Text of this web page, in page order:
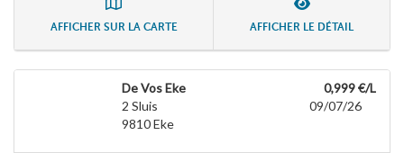
AFFICHER SUR LA CARTE AFFICHER LE DÉTAIL
De Vos Eke
2 Sluis
9810Eke
0,999 €/L
09/07/26